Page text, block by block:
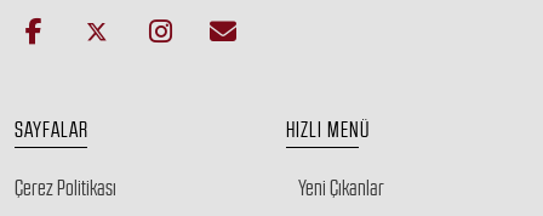
SAYFALAR
Çerez Politikası
HIZLI MENÜ
Yeni Çıkanlar